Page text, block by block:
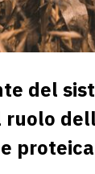
del
ruolo
proteica